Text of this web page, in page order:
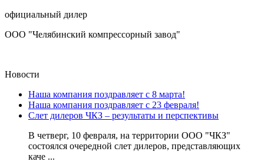
официальный дилер
ООО "Челябинский компрессорный завод"
Новости
Наша компания поздравляет с 8 марта!
Наша компания поздравляет с 23 февраля!
Слет дилеров ЧКЗ – результаты и перспективы
В четверг, 10 февраля, на территории ООО "ЧКЗ"
состоялся очередной слет дилеров, представляющих
каче ...